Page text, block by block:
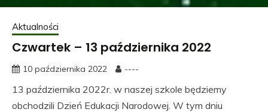
Aktualności
Czwartek – 13 października 2022
10 października 2022 ----
13 października 2022r. w naszej szkole będziemy
obchodzili Dzień Edukacji Narodowej. W tym dniu